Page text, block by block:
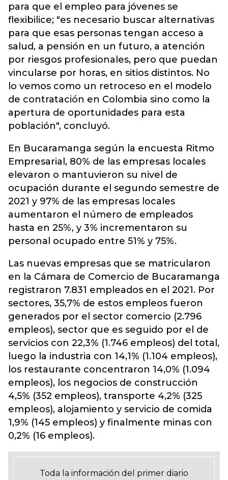
para que el empleo para jóvenes se
flexibilice; "es necesario buscar alternativas
para que esas personas tengan acceso a
salud, a pensión en un futuro, a atención
por riesgos profesionales, pero que puedan
vincularse por horas, en sitios distintos. No
lo vemos como un retroceso en el modelo
de contratación en Colombia sino como la
apertura de oportunidades para esta
población", concluyó.
En Bucaramanga según la encuesta Ritmo
Empresarial, 80% de las empresas locales
elevaron o mantuvieron su nivel de
ocupación durante el segundo semestre de
2021 y 97% de las empresas locales
aumentaron el número de empleados
hasta en 25%, y 3% incrementaron su
personal ocupado entre 51% y 75%.
Las nuevas empresas que se matricularon
en la Cámara de Comercio de Bucaramanga
registraron 7.831 empleados en el 2021. Por
sectores, 35,7% de estos empleos fueron
generados por el sector comercio (2.796
empleos), sector que es seguido por el de
servicios con 22,3% (1.746 empleos) del total,
luego la industria con 14,1% (1.104 empleos),
los restaurante concentraron 14,0% (1.094
empleos), los negocios de construcción
4,5% (352 empleos), transporte 4,2% (325
empleos), alojamiento y servicio de comida
1,9% (145 empleos) y finalmente minas con
0,2% (16 empleos).
Toda la información del primer diario